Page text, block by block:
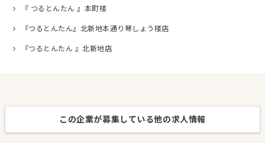
『 つるとんたん 』本町楼
『つるとんたん』北新地本通り琴しょう楼店
『つるとんたん 』北新地店
この企業が募集している他の求人情報